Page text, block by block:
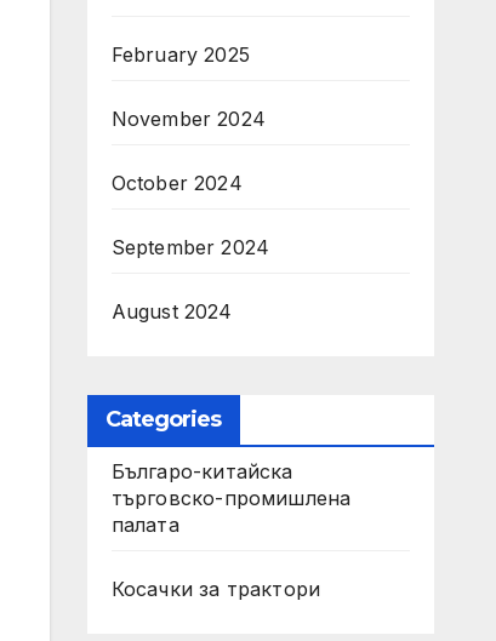
February 2025
November 2024
October 2024
September 2024
August 2024
Categories
Българо-китайска
търговско-промишлена
палата
Косачки за трактори